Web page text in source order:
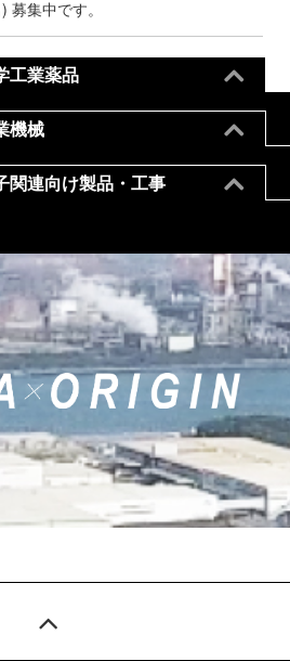
募集中です。
工業薬品
機械
関連向け製品・工事